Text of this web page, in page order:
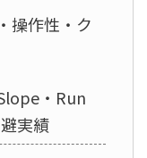
操作性・ク
・Run
実績